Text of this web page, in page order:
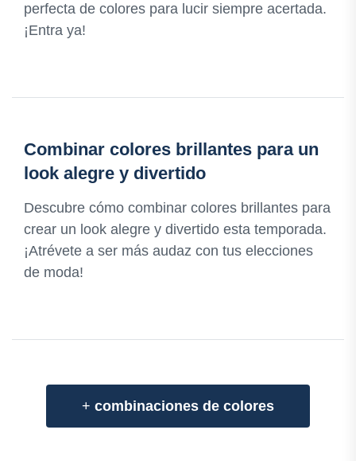
perfecta de colores para lucir siempre acertada.
¡Entra ya!
Combinar colores brillantes para un
look alegre y divertido
Descubre cómo combinar colores brillantes para
crear un look alegre y divertido esta temporada.
¡Atrévete a ser más audaz con tus elecciones
de moda!
+ combinaciones de colores